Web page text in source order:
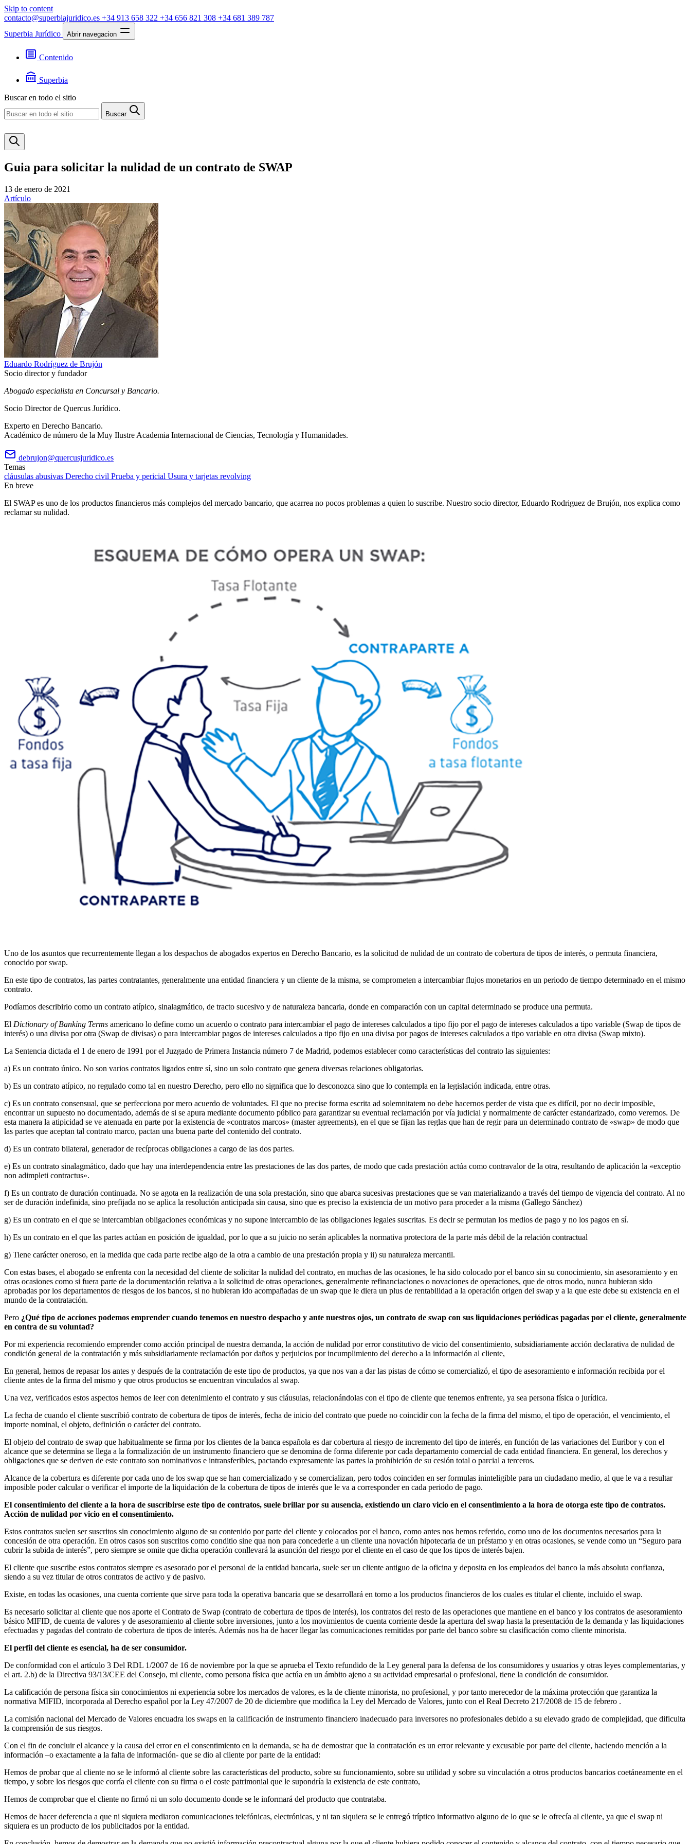
Skip to content
contacto@superbiajuridico.es +34 913 658 322 +34 656 821 308 +34 681 389 787
Superbia Jurídico
Abrir navegacion
Contenido
Jurisprudencia
Noticias
Superbia
Contacto
Buscar en todo el sitio
Buscar
Guia para solicitar la nulidad de un contrato de SWAP
13 de enero de 2021
Artículo
Eduardo Rodríguez de Brujón
Socio director y fundador
Abogado especialista en Concursal y Bancario.
Socio Director de Quercus Jurídico.
Experto en Derecho Bancario.
Académico de número de la Muy Ilustre Academia Internacional de Ciencias, Tecnología y Humanidades.
debrujon@quercusjuridico.es
Temas
cláusulas abusivas Derecho civil Prueba y pericial Usura y tarjetas revolving
En breve
El SWAP es uno de los productos financieros más complejos del mercado bancario, que acarrea no pocos problemas a quien lo suscribe. Nuestro socio director, Eduardo Rodriguez de Brujón, nos explica como
reclamar su nulidad.
Uno de los asuntos que recurrentemente llegan a los despachos de abogados expertos en Derecho Bancario, es la solicitud de nulidad de un contrato de cobertura de tipos de interés, o permuta financiera,
conocido por swap.
En este tipo de contratos, las partes contratantes, generalmente una entidad financiera y un cliente de la misma, se comprometen a intercambiar flujos monetarios en un periodo de tiempo determinado en el mismo
contrato.
Podíamos describirlo como un contrato atípico, sinalagmático, de tracto sucesivo y de naturaleza bancaria, donde en comparación con un capital determinado se produce una permuta.
El Dictionary of Banking Terms americano lo define como un acuerdo o contrato para intercambiar el pago de intereses calculados a tipo fijo por el pago de intereses calculados a tipo variable (Swap de tipos de
interés) o una divisa por otra (Swap de divisas) o para intercambiar pagos de intereses calculados a tipo fijo en una divisa por pagos de intereses calculados a tipo variable en otra divisa (Swap mixto).
La Sentencia dictada el 1 de enero de 1991 por el Juzgado de Primera Instancia número 7 de Madrid, podemos establecer como características del contrato las siguientes:
a) Es un contrato único. No son varios contratos ligados entre sí, sino un solo contrato que genera diversas relaciones obligatorias.
b) Es un contrato atípico, no regulado como tal en nuestro Derecho, pero ello no significa que lo desconozca sino que lo contempla en la legislación indicada, entre otras.
c) Es un contrato consensual, que se perfecciona por mero acuerdo de voluntades. El que no precise forma escrita ad solemnitatem no debe hacernos perder de vista que es difícil, por no decir imposible,
encontrar un supuesto no documentado, además de si se apura mediante documento público para garantizar su eventual reclamación por vía judicial y normalmente de carácter estandarizado, como veremos. De
esta manera la atipicidad se ve atenuada en parte por la existencia de «contratos marcos» (master agreements), en el que se fijan las reglas que han de regir para un determinado contrato de «swap» de modo que
las partes que aceptan tal contrato marco, pactan una buena parte del contenido del contrato.
d) Es un contrato bilateral, generador de recíprocas obligaciones a cargo de las dos partes.
e) Es un contrato sinalagmático, dado que hay una interdependencia entre las prestaciones de las dos partes, de modo que cada prestación actúa como contravalor de la otra, resultando de aplicación la «exceptio
non adimpleti contractus».
f) Es un contrato de duración continuada. No se agota en la realización de una sola prestación, sino que abarca sucesivas prestaciones que se van materializando a través del tiempo de vigencia del contrato. Al no
ser de duración indefinida, sino prefijada no se aplica la resolución anticipada sin causa, sino que es preciso la existencia de un motivo para proceder a la misma (Gallego Sánchez)
g) Es un contrato en el que se intercambian obligaciones económicas y no supone intercambio de las obligaciones legales suscritas. Es decir se permutan los medios de pago y no los pagos en sí.
h) Es un contrato en el que las partes actúan en posición de igualdad, por lo que a su juicio no serán aplicables la normativa protectora de la parte más débil de la relación contractual
g) Tiene carácter oneroso, en la medida que cada parte recibe algo de la otra a cambio de una prestación propia y ii) su naturaleza mercantil.
Con estas bases, el abogado se enfrenta con la necesidad del cliente de solicitar la nulidad del contrato, en muchas de las ocasiones, le ha sido colocado por el banco sin su conocimiento, sin asesoramiento y en
otras ocasiones como si fuera parte de la documentación relativa a la solicitud de otras operaciones, generalmente refinanciaciones o novaciones de operaciones, que de otros modo, nunca hubieran sido
aprobadas por los departamentos de riesgos de los bancos, si no hubieran ido acompañadas de un swap que le diera un plus de rentabilidad a la operación origen del swap y a la que este debe su existencia en el
mundo de la contratación.
Pero ¿Qué tipo de acciones podemos emprender cuando tenemos en nuestro despacho y ante nuestros ojos, un contrato de swap con sus liquidaciones periódicas pagadas por el cliente, generalmente
en contra de su voluntad?
Por mi experiencia recomiendo emprender como acción principal de nuestra demanda, la acción de nulidad por error constitutivo de vicio del consentimiento, subsidiariamente acción declarativa de nulidad de
condición general de la contratación y más subsidiariamente reclamación por daños y perjuicios por incumplimiento del derecho a la información al cliente,
En general, hemos de repasar los antes y después de la contratación de este tipo de productos, ya que nos van a dar las pistas de cómo se comercializó, el tipo de asesoramiento e información recibida por el
cliente antes de la firma del mismo y que otros productos se encuentran vinculados al swap.
Una vez, verificados estos aspectos hemos de leer con detenimiento el contrato y sus cláusulas, relacionándolas con el tipo de cliente que tenemos enfrente, ya sea persona física o jurídica.
La fecha de cuando el cliente suscribió contrato de cobertura de tipos de interés, fecha de inicio del contrato que puede no coincidir con la fecha de la firma del mismo, el tipo de operación, el vencimiento, el
importe nominal, el objeto, definición o carácter del contrato.
El objeto del contrato de swap que habitualmente se firma por los clientes de la banca española es dar cobertura al riesgo de incremento del tipo de interés, en función de las variaciones del Euribor y con el
alcance que se determina se llega a la formalización de un instrumento financiero que se denomina de forma diferente por cada departamento comercial de cada entidad financiera. En general, los derechos y
obligaciones que se deriven de este contrato son nominativos e intransferibles, pactando expresamente las partes la prohibición de su cesión total o parcial a terceros.
Alcance de la cobertura es diferente por cada uno de los swap que se han comercializado y se comercializan, pero todos coinciden en ser formulas ininteligible para un ciudadano medio, al que le va a resultar
imposible poder calcular o verificar el importe de la liquidación de la cobertura de tipos de interés que le va a corresponder en cada periodo de pago.
El consentimiento del cliente a la hora de suscribirse este tipo de contratos, suele brillar por su ausencia, existiendo un claro vicio en el consentimiento a la hora de otorga este tipo de contratos.
Acción de nulidad por vicio en el consentimiento.
Estos contratos suelen ser suscritos sin conocimiento alguno de su contenido por parte del cliente y colocados por el banco, como antes nos hemos referido, como uno de los documentos necesarios para la
concesión de otra operación. En otros casos son suscritos como conditio sine qua non para concederle a un cliente una novación hipotecaria de un préstamo y en otras ocasiones, se vende como un “Seguro para
cubrir la subida de interés”, pero siempre se omite que dicha operación conllevará la asunción del riesgo por el cliente en el caso de que los tipos de interés bajen.
El cliente que suscribe estos contratos siempre es asesorado por el personal de la entidad bancaria, suele ser un cliente antiguo de la oficina y deposita en los empleados del banco la más absoluta confianza,
siendo a su vez titular de otros contratos de activo y de pasivo.
Existe, en todas las ocasiones, una cuenta corriente que sirve para toda la operativa bancaria que se desarrollará en torno a los productos financieros de los cuales es titular el cliente, incluido el swap.
Es necesario solicitar al cliente que nos aporte el Contrato de Swap (contrato de cobertura de tipos de interés), los contratos del resto de las operaciones que mantiene en el banco y los contratos de asesoramiento
básico MIFID, de cuenta de valores y de asesoramiento al cliente sobre inversiones, junto a los movimientos de cuenta corriente desde la apertura del swap hasta la presentación de la demanda y las liquidaciones
efectuadas y pagadas del contrato de cobertura de tipos de interés. Además nos ha de hacer llegar las comunicaciones remitidas por parte del banco sobre su clasificación como cliente minorista.
El perfil del cliente es esencial, ha de ser consumidor.
De conformidad con el artículo 3 Del RDL 1/2007 de 16 de noviembre por la que se aprueba el Texto refundido de la Ley general para la defensa de los consumidores y usuarios y otras leyes complementarias, y
el art. 2.b) de la Directiva 93/13/CEE del Consejo, mi cliente, como persona física que actúa en un ámbito ajeno a su actividad empresarial o profesional, tiene la condición de consumidor.
La calificación de persona física sin conocimientos ni experiencia sobre los mercados de valores, es la de cliente minorista, no profesional, y por tanto merecedor de la máxima protección que garantiza la
normativa MIFID, incorporada al Derecho español por la Ley 47/2007 de 20 de diciembre que modifica la Ley del Mercado de Valores, junto con el Real Decreto 217/2008 de 15 de febrero .
La comisión nacional del Mercado de Valores encuadra los swaps en la calificación de instrumento financiero inadecuado para inversores no profesionales debido a su elevado grado de complejidad, que dificulta
la comprensión de sus riesgos.
Con el fin de concluir el alcance y la causa del error en el consentimiento en la demanda, se ha de demostrar que la contratación es un error relevante y excusable por parte del cliente, haciendo mención a la
información –o exactamente a la falta de información- que se dio al cliente por parte de la entidad:
Hemos de probar que al cliente no se le informó al cliente sobre las características del producto, sobre su funcionamiento, sobre su utilidad y sobre su vinculación a otros productos bancarios coetáneamente en el
tiempo, y sobre los riesgos que corría el cliente con su firma o el coste patrimonial que le supondría la existencia de este contrato,
Hemos de comprobar que el cliente no firmó ni un solo documento donde se le informará del producto que contrataba.
Hemos de hacer deferencia a que ni siquiera mediaron comunicaciones telefónicas, electrónicas, y ni tan siquiera se le entregó tríptico informativo alguno de lo que se le ofrecía al cliente, ya que el swap ni
siquiera es un producto de los publicitados por la entidad.